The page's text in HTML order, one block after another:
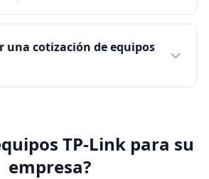
una cotización de equipos
TP-Link para su
empresa?